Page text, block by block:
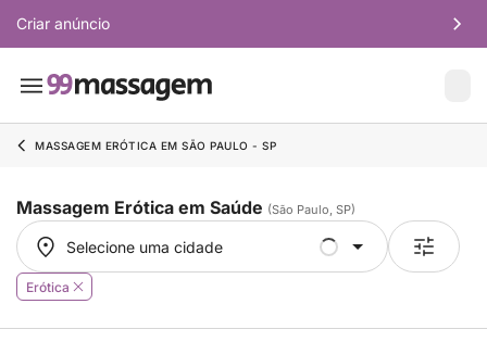
Criar anúncio
MASSAGEM ERÓTICA EM SÃO PAULO - SP
Massagem Erótica em Saúde (São Paulo, SP)
Selecione uma cidade
Selecione uma cidade
Erótica